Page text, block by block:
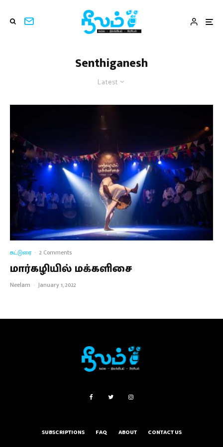
Senthiganesh
Latest
கட்டுரை · 2 Comments
மார்கழியில் மக்களிசை
Neelam · January 1, 2022
SUBSCRIPTIONS FAQ ABOUT CONTACT US